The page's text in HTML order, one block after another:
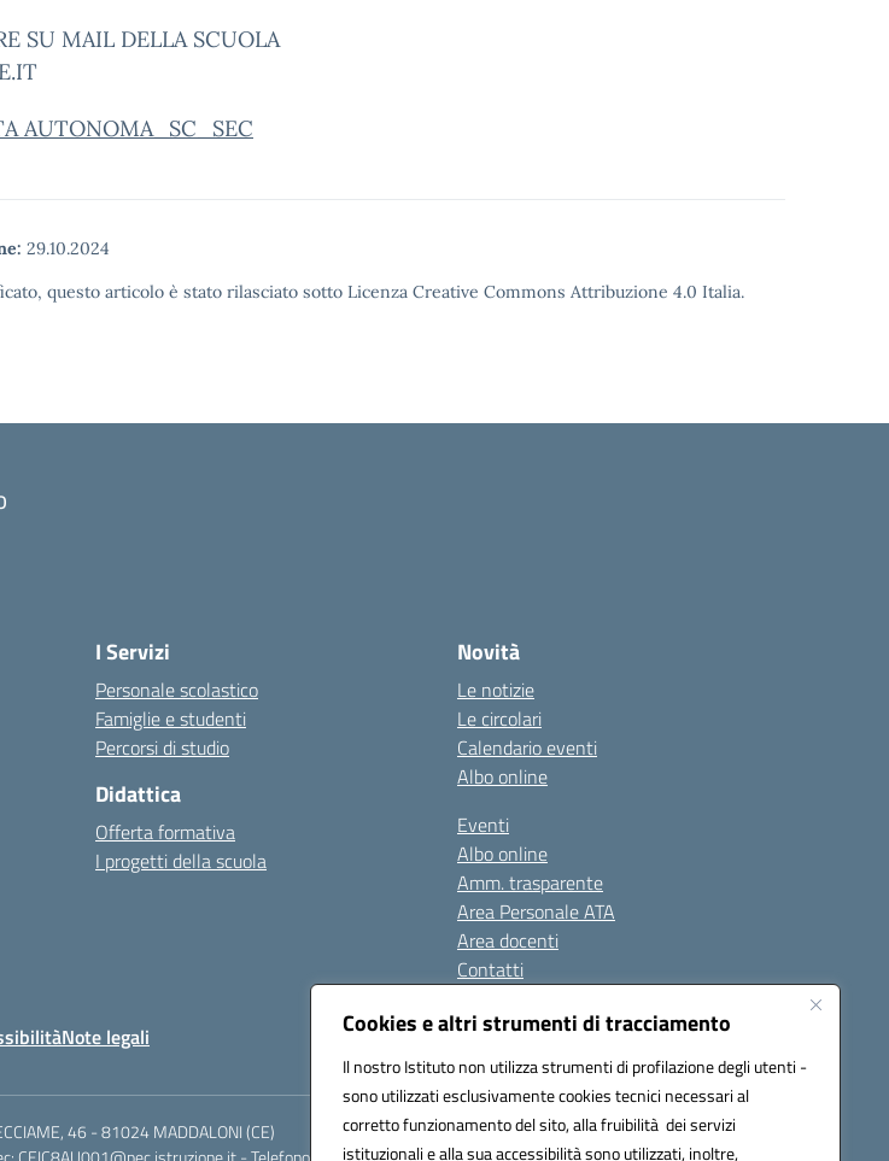
Cookies e altri strumenti di tracciamento
Il nostro Istituto non utilizza strumenti di profilazione degli utenti -
sono utilizzati esclusivamente cookies tecnici necessari al
corretto funzionamento del sito, alla fruibilità dei servizi
istituzionali e alla sua accessibilità sono utilizzati, inoltre,
SU MAIL DELLA SCUOLA
AUTONOMA_SC_SEC
29.10.2024
questo articolo è stato rilasciato sotto Licenza Creative Commons Attribuzione 4.0 Italia.
I Servizi
Personale scolastico
Famiglie e studenti
Percorsi di studio
Didattica
Offerta formativa
I progetti della scuola
Novità
Le notizie
Le circolari
Calendario eventi
Albo online
Eventi
Albo online
Amm. trasparente
Area Personale ATA
Area docenti
Contatti
Note legali
46 - 81024 MADDALONI (CE)